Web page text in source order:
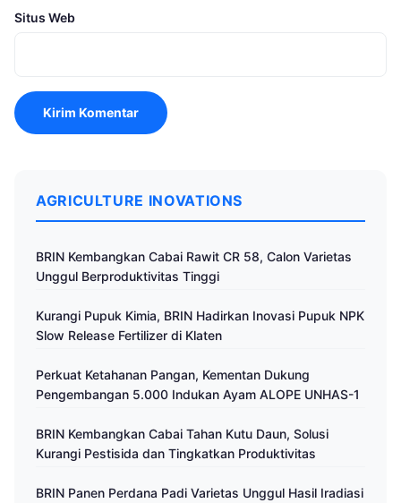
Situs Web
AGRICULTURE INOVATIONS
BRIN Kembangkan Cabai Rawit CR 58, Calon Varietas
Unggul Berproduktivitas Tinggi
Kurangi Pupuk Kimia, BRIN Hadirkan Inovasi Pupuk NPK
Slow Release Fertilizer di Klaten
Perkuat Ketahanan Pangan, Kementan Dukung
Pengembangan 5.000 Indukan Ayam ALOPE UNHAS-1
BRIN Kembangkan Cabai Tahan Kutu Daun, Solusi
Kurangi Pestisida dan Tingkatkan Produktivitas
BRIN Panen Perdana Padi Varietas Unggul Hasil Iradiasi